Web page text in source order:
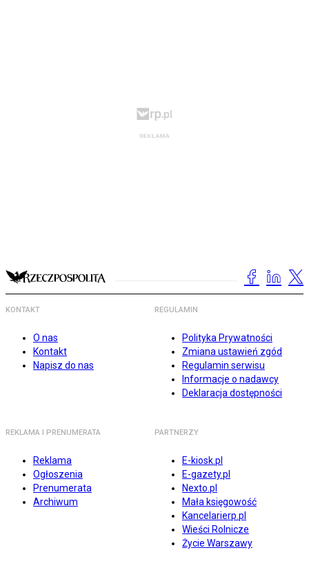
KONTAKT
O nas
Kontakt
Napisz do nas
REGULAMIN
Polityka Prywatności
Zmiana ustawień zgód
Regulamin serwisu
Informacje o nadawcy
Deklaracja dostępności
REKLAMA I PRENUMERATA
Reklama
Ogłoszenia
Prenumerata
Archiwum
PARTNERZY
E-kiosk.pl
E-gazety.pl
Nexto.pl
Mała księgowość
Kancelarierp.pl
Wieści Rolnicze
Życie Warszawy